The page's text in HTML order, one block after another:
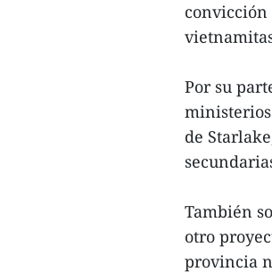
convicción
Por su
de
También
otro
provincia